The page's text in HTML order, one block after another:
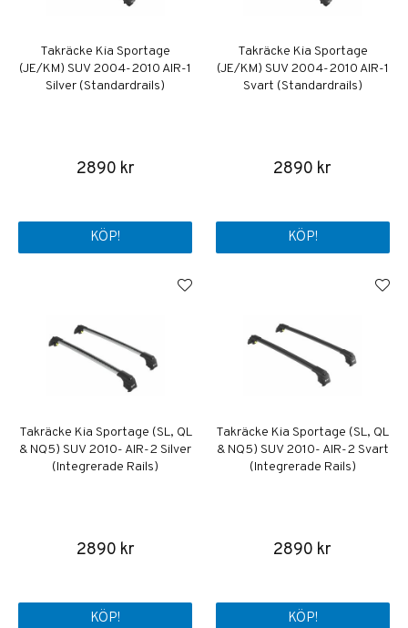
Takräcke Kia Sportage
(JE/KM) SUV 2004-2010 AIR-1
Silver (Standardrails)
2890 kr
KÖP!
Takräcke Kia Sportage
(JE/KM) SUV 2004-2010 AIR-1
Svart (Standardrails)
2890 kr
KÖP!
Takräcke Kia Sportage (SL, QL
& NQ5) SUV 2010- AIR-2 Silver
(Integrerade Rails)
2890 kr
KÖP!
Takräcke Kia Sportage (SL, QL
& NQ5) SUV 2010- AIR-2 Svart
(Integrerade Rails)
2890 kr
KÖP!